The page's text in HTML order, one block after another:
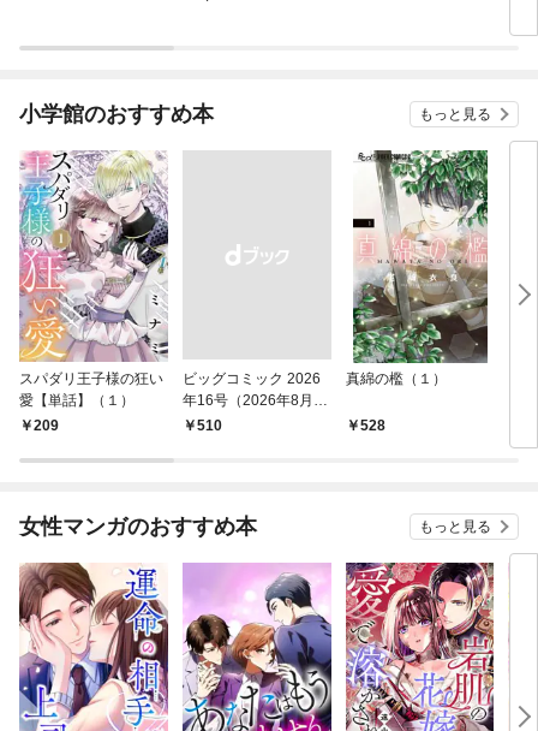
小学館のおすすめ本 もっと見る
スパダリ王子様の狂い
愛【単話】（１）
209
ビッグコミック 2026
年16号（2026年8月7
日発売）
￥510
真綿の檻（１）
528
女性マンガのおすすめ本 もっと見る